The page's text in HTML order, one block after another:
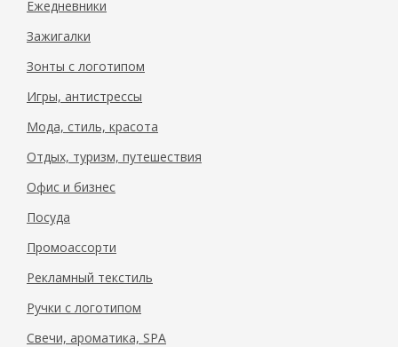
Ежедневники
Зажигалки
Зонты с логотипом
Игры, антистрессы
Мода, стиль, красота
Отдых, туризм, путешествия
Офис и бизнес
Посуда
Промоассорти
Рекламный текстиль
Ручки с логотипом
Свечи, ароматика, SPA